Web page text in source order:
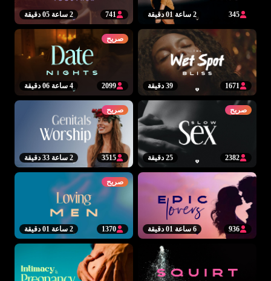
2 ساعة 01 دقيقة 345 2 ساعة 05 دقيقة 741
39 دقيقة 1671
صريح
4 ساعة 06 دقيقة 2099
صريح
25 دقيقة 2382
صريح
2 ساعة 33 دقيقة 3515
6 ساعة 01 دقيقة 936
صريح
2 ساعة 01 دقيقة 1370